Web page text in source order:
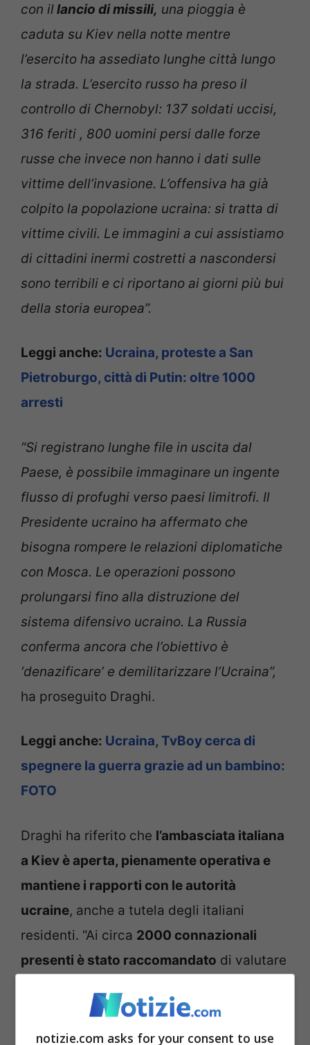
con illancio di missili, una pioggia è
caduta su Kiev nella notte mentre
l’esercito ha assediato lunghe città lungo
la strada. L’esercito russo ha preso il
controllo di Chernobyl: 137 soldati uccisi,
316 feriti , 800 uomini persi dalle forze
russe che invece non hanno i dati sulle
vittime dell’invasione. L’offensiva ha già
colpito la popolazione ucraina: si tratta di
vittime civili. Le immagini a cui assistiamo
di cittadini inermi costretti a nascondersi
sono terribili e ci riportano ai giorni più bui
della storia europea”.
Leggi anche: Ucraina, proteste a San
Pietroburgo, città di Putin: oltre 1000
arresti
“Si registrano lunghe file in uscita dal
Paese, è possibile immaginare un ingente
flusso di profughi verso paesi limitrofi. Il
Presidente ucraino ha affermato che
bisogna rompere le relazioni diplomatiche
con Mosca. Le operazioni possono
prolungarsi fino alla distruzione del
sistema difensivo ucraino. La Russia
conferma ancora che l’obiettivo è
‘denazificare’ e demilitarizzare l’Ucraina”,
ha proseguito Draghi.
Leggi anche: Ucraina, TvBoy cerca di
spegnere la guerra grazie ad un bambino:
FOTO
Draghi ha riferito che l’ambasciata italiana
a Kiev è aperta, pienamente operativa e
mantiene i rapporti con le autorità
ucraine, anche a tutela degli italiani
residenti. “Ai circa 2000 connazionali
presenti è stato raccomandato di valutare
terra dentro e fuori il paese. Alla luce della
chiusura dello spazio aerea, stiamo
notizie.com asks for your consent to use